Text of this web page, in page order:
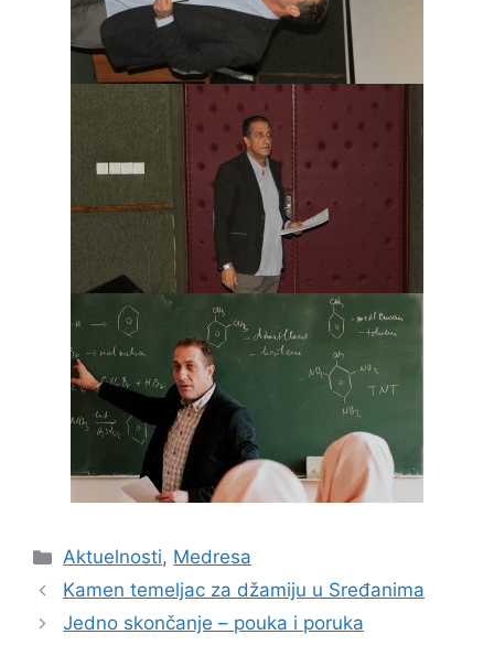
Kategorije
Aktuelnosti, Medresa
Kamen temeljac za džamiju u Sređanima
Jedno skončanje – pouka i poruka